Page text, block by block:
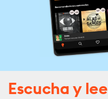
Escucha y lee